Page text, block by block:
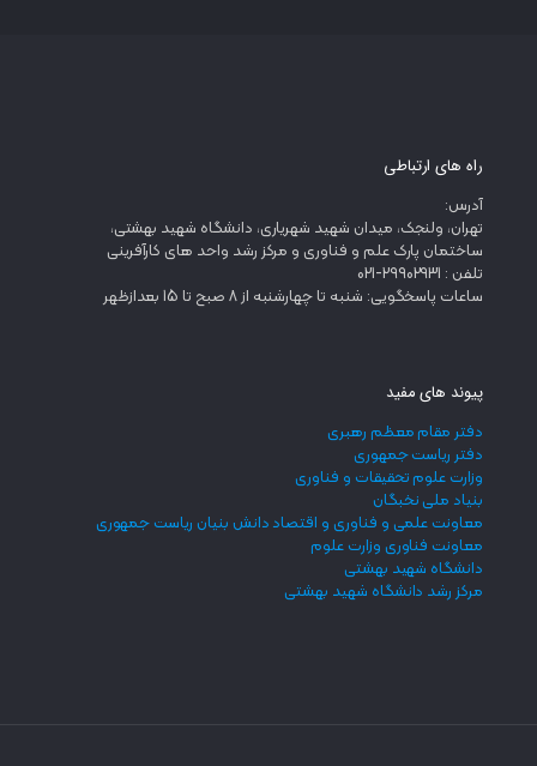
راه های ارتباطی
آدرس:
تهران، ولنجک، میدان شهید شهریاری، دانشگاه شهید بهشتی،
ساختمان پارک علم و فناوری و مرکز رشد واحد های کارآفرینی
تلفن : 29902931-021
ساعات پاسخگویی: شنبه تا چهارشنبه از 8 صبح تا 15 بعدازظهر
پیوند های مفید
دفتر مقام معظم رهبری
دفتر ریاست جمهوری
وزارت علوم تحقیقات و فناوری
بنیاد ملی نخبگان
معاونت علمی و فناوری و اقتصاد دانش بنیان ریاست جمهوری
معاونت فناوری وزارت علوم
دانشگاه شهید بهشتی
مرکز رشد دانشگاه شهید بهشتی